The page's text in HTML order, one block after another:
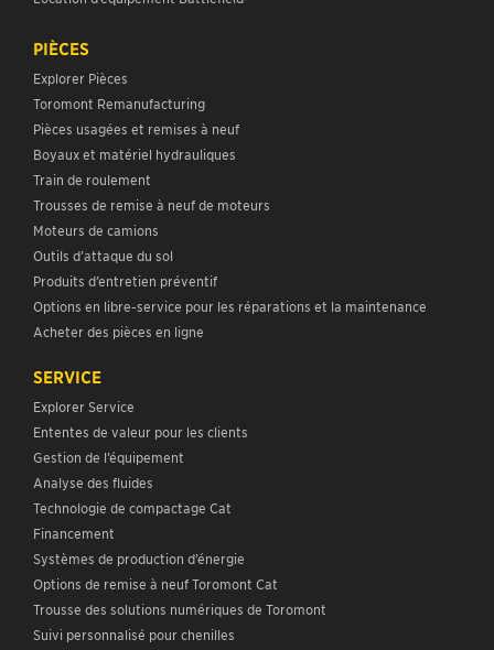
PIÈCES
Explorer Pièces
Toromont Remanufacturing
Pièces usagées et remises à neuf
Boyaux et matériel hydrauliques
Train de roulement
Trousses de remise à neuf de moteurs
Moteurs de camions
Outils d’attaque du sol
Produits d’entretien préventif
Options en libre-service pour les réparations et la maintenance
Acheter des pièces en ligne
SERVICE
Explorer Service
Ententes de valeur pour les clients
Gestion de l’équipement
Analyse des fluides
Technologie de compactage Cat
Financement
Systèmes de production d’énergie
Options de remise à neuf Toromont Cat
Trousse des solutions numériques de Toromont
Suivi personnalisé pour chenilles